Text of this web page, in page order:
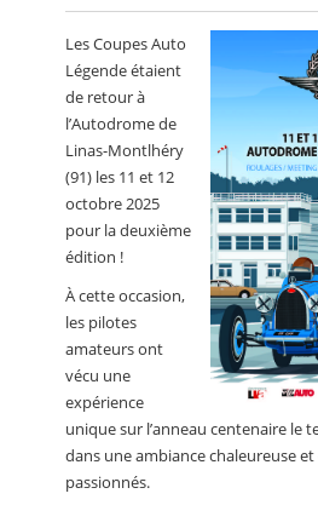
Les Coupes Auto
Légende étaient
de retour à
l’Autodrome de
Linas-Montlhéry
(91) les 11 et 12
octobre 2025
pour la deuxième
édition !
À cette occasion,
les pilotes
amateurs ont
vécu une
expérience
unique sur l’anneau centenaire le
dans une ambiance chaleureuse
passionnés.